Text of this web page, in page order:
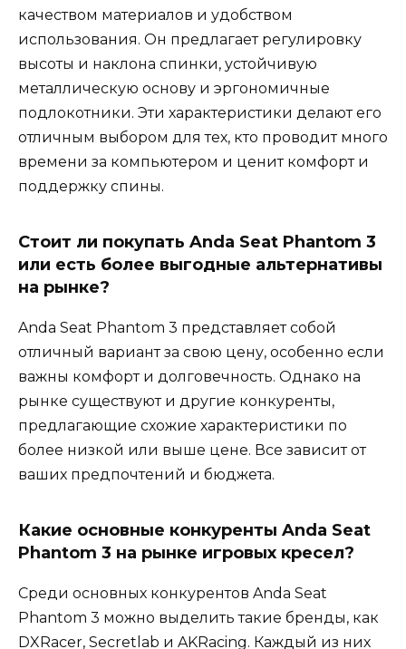
качеством материалов и удобством
использования. Он предлагает регулировку
высоты и наклона спинки, устойчивую
металлическую основу и эргономичные
подлокотники. Эти характеристики делают его
отличным выбором для тех, кто проводит много
времени за компьютером и ценит комфорт и
поддержку спины.
Стоит ли покупать Anda Seat Phantom 3
или есть более выгодные альтернативы
на рынке?
Anda Seat Phantom 3 представляет собой
отличный вариант за свою цену, особенно если
важны комфорт и долговечность. Однако на
рынке существуют и другие конкуренты,
предлагающие схожие характеристики по
более низкой или выше цене. Все зависит от
ваших предпочтений и бюджета.
Какие основные конкуренты Anda Seat
Phantom 3 на рынке игровых кресел?
Среди основных конкурентов Anda Seat
Phantom 3 можно выделить такие бренды, как
DXRacer, Secretlab и AKRacing. Каждый из них